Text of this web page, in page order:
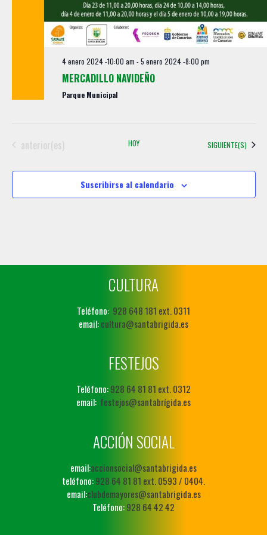
4 enero 2024 -10:00 am -5 enero 2024 -8:00 pm
MERCADILLO NAVIDEÑO
Parque Municipal
Eventos
anterior(es) HOY EVENTOS
SIGUIENTE(S)
Suscribirse al calendario
CULTURA
Teléfono: 928 648 181 ext. 0311
email:cultura@santabrigida.es
FESTEJOS
Teléfono:928 64 81 81 ext. 0312
email: festejos@santabrígida.es
ACCIÓN SOCIAL
email:accionsocial@santabrigida.es
teléfono:928 64 81 81 ext. 0593 / 0404.
email:clubdemayores@santabrigida.es
Teléfono:928 64 42 42